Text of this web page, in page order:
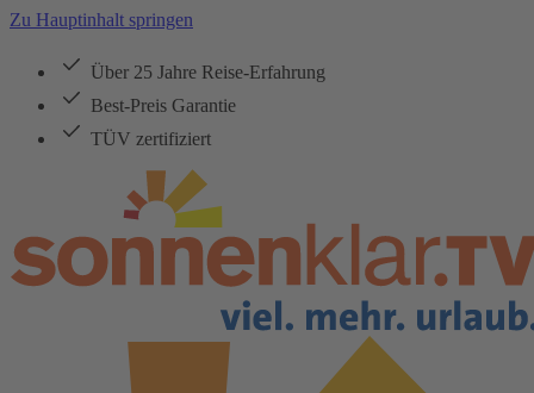
Zu Hauptinhalt springen
Über 25 Jahre Reise-Erfahrung
Best-Preis Garantie
TÜV zertifiziert